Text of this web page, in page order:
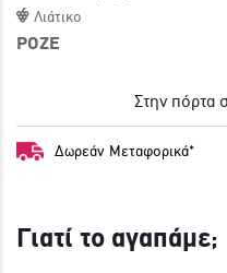
Λιάτικο
ΡΟΖΕ
Στην πόρτα
Δωρεάν Μεταφορικά*
Γιατί το αγαπάμε;